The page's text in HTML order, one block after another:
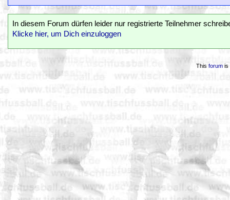
In diesem Forum dürfen leider nur registrierte Teilnehmer
Klicke hier, um Dich einzuloggen
This forumis